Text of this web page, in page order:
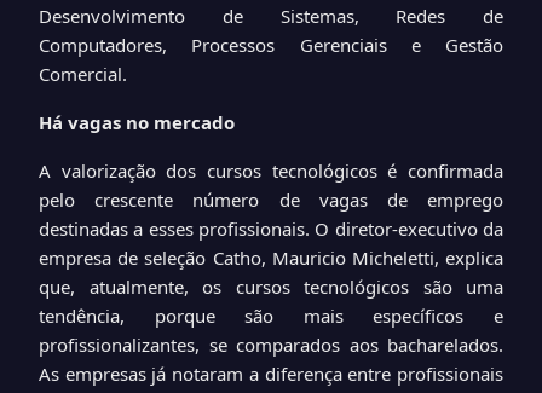
Desenvolvimento de Sistemas, Redes de
Computadores, Processos Gerenciais e Gestão
Comercial.
Há vagas no mercado
A valorização dos cursos tecnológicos é confirmada
pelo crescente número de vagas de emprego
destinadas a esses profissionais. O diretor-executivo da
empresa de seleção Catho, Mauricio Micheletti, explica
que, atualmente, os cursos tecnológicos são uma
tendência, porque são mais específicos e
profissionalizantes, se comparados aos bacharelados.
As empresas já notaram a diferença entre profissionais